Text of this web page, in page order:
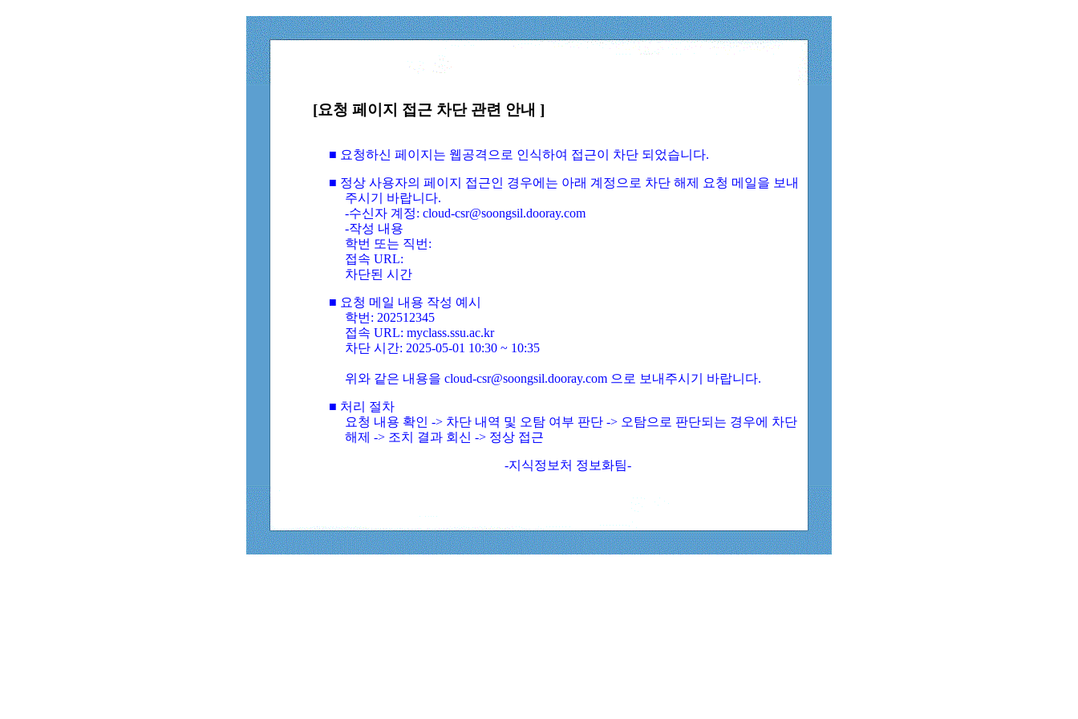
[요청 페이지 접근 차단 관련 안내 ]
■ 요청하신 페이지는 웹공격으로 인식하여 접근이 차단 되었습니다.
■ 정상 사용자의 페이지 접근인 경우에는 아래 계정으로 차단 해제 요청 메일을 보내
주시기 바랍니다.
-수신자 계정: cloud-csr@soongsil.dooray.com
-작성 내용
학번 또는 직번:
접속 URL:
차단된 시간
■ 요청 메일 내용 작성 예시
학번: 202512345
접속 URL: myclass.ssu.ac.kr
차단 시간: 2025-05-01 10:30 ~ 10:35
위와 같은 내용을 cloud-csr@soongsil.dooray.com 으로 보내주시기 바랍니다.
■ 처리 절차
요청 내용 확인 -> 차단 내역 및 오탐 여부 판단 -> 오탐으로 판단되는 경우에 차단
해제 -> 조치 결과 회신 -> 정상 접근
-지식정보처 정보화팀-